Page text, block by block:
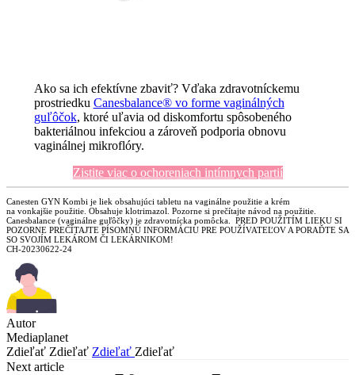
Ako sa ich efektívne zbaviť? Vďaka zdravotníckemu
prostriedku Canesbalance® vo forme vaginálných
guľôčok, ktoré uľavia od diskomfortu spôsobeného
bakteriálnou infekciou a zároveň podporia obnovu
vaginálnej mikroflóry.
Zistite viac o ochoreniach intímnych partií
Canesten GYN Kombi je liek obsahujúci tabletu na vaginálne použitie a krém
na vonkajšie použitie. Obsahuje klotrimazol. Pozorne si prečítajte návod na použitie.
Canesbalance (vaginálne guľôčky) je zdravotnícka pomôcka. PRED POUŽITÍM LIEKU SI
POZORNE PREČÍTAJTE PÍSOMNÚ INFORMÁCIU PRE POUŽÍVATEĽOV A PORAĎTE SA
SO SVOJÍM LEKÁROM ČI LEKÁRNIKOM!
CH-20230622-24
Autor
Mediaplanet
Zdieľať Zdieľať Zdieľať Zdieľať
Next article